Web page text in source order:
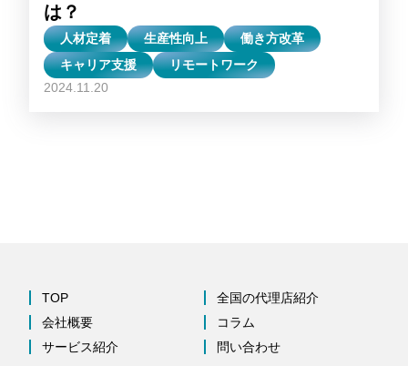
は？
人材定着 生産性向上
働き方改革
キャリア支援
リモートワーク
2024.11.20
TOP
会社概要
サービス紹介
全国の代理店紹介
コラム
問い合わせ